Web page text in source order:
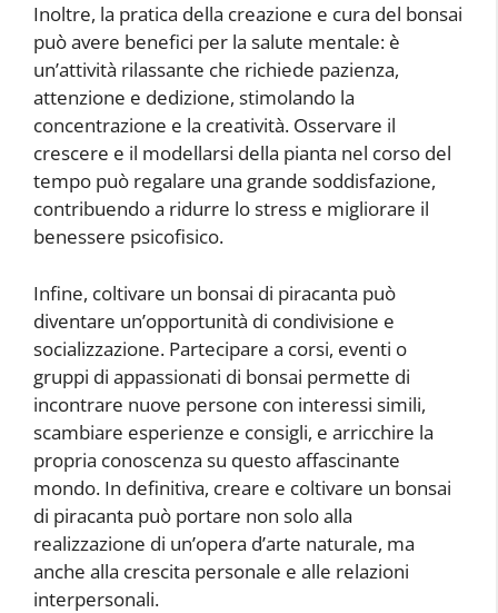
Inoltre, la pratica della creazione e cura del bonsai
può avere benefici per la salute mentale: è
un’attività rilassante che richiede pazienza,
attenzione e dedizione, stimolando la
concentrazione e la creatività. Osservare il
crescere e il modellarsi della pianta nel corso del
tempo può regalare una grande soddisfazione,
contribuendo a ridurre lo stress e migliorare il
benessere psicofisico.
Infine, coltivare un bonsai di piracanta può
diventare un’opportunità di condivisione e
socializzazione. Partecipare a corsi, eventi o
gruppi di appassionati di bonsai permette di
incontrare nuove persone con interessi simili,
scambiare esperienze e consigli, e arricchire la
propria conoscenza su questo affascinante
mondo. In definitiva, creare e coltivare un bonsai
di piracanta può portare non solo alla
realizzazione di un’opera d’arte naturale, ma
anche alla crescita personale e alle relazioni
interpersonali.